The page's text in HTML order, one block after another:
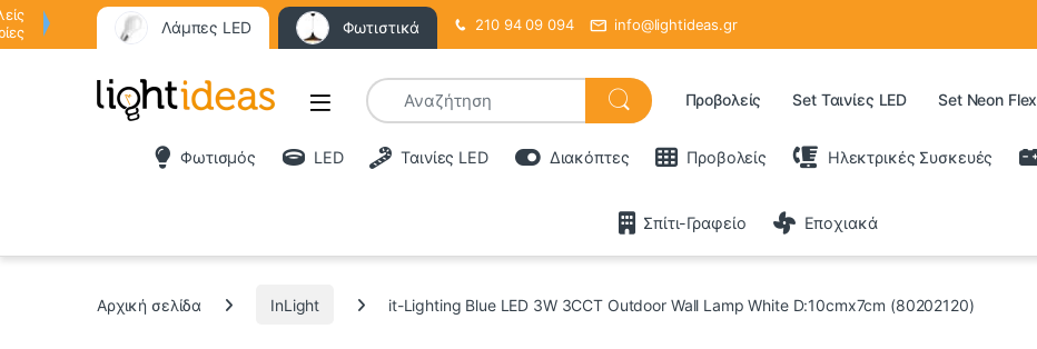
Λάμπες LED Φωτιστικά 210 94 09 094 info@lightideas.gr
Προβολείς Set Ταινίες LED Set Neon Flex
Φωτισμός LED Ταινίες LED Διακόπτες Προβολείς Ηλεκτρικές Συσκευές
Σπίτι-Γραφείο Εποχιακά
Αρχική σελίδα InLight it-Lighting Blue LED 3W 3CCT Outdoor Wall Lamp White D:10cmx7cm (80202120)